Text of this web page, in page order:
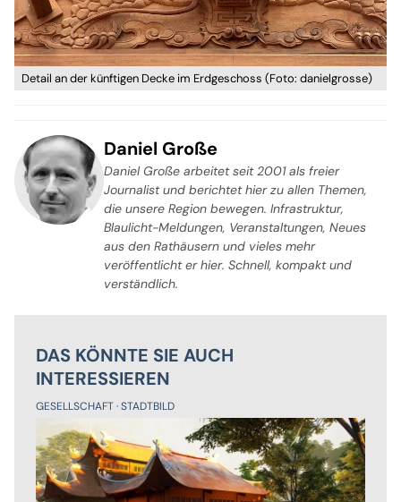
Detail an der künftigen Decke im Erdgeschoss (Foto: danielgrosse)
Daniel Große
Daniel Große arbeitet seit 2001 als freier
Journalist und berichtet hier zu allen Themen,
die unsere Region bewegen. Infrastruktur,
Blaulicht-Meldungen, Veranstaltungen, Neues
aus den Rathäusern und vieles mehr
veröffentlicht er hier. Schnell, kompakt und
verständlich.
DAS KÖNNTE SIE AUCH
INTERESSIEREN
GESELLSCHAFT STADTBILD